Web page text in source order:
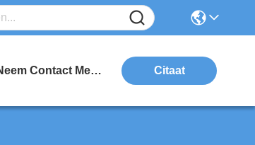
Neem Contact Met Ons Op Citaat